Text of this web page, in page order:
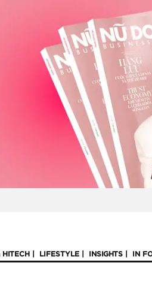
LIFESTYLE INSIGHTS IN